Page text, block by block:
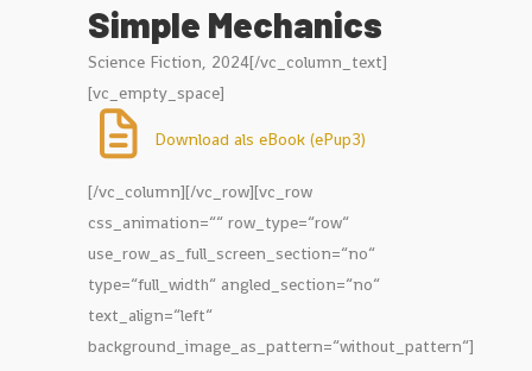
Simple Mechanics
Science Fiction, 2024[/vc_column_text]
[vc_empty_space]
Download als eBook (ePup3)
[/vc_column][/vc_row][vc_row css_animation=““ row_type=“row“ use_row_as_full_screen_section=“no“ type=“full_width“ angled_section=“no“ text_align=“left“ background_image_as_pattern=“without_pattern“][vc_column width=“5/6″][vc_raw_html]JTNDJTNGeG1sJTIwdmVyc2lvbiUzRCUyMjEuMCUyMiUyMGVuY29kaW5nJTNEJTIydXRmLTglMjIlM0YlM0UlMEElM0MlMjFET0NUWVBFJTIwaHRtbCUzRSUwQSUzQ2h0bWwlMjB4bWwlM0FsYW5nJTNEJTIyZW4lMjIlMjBsYW5nJTNEJTIyZW4lMjIlMjB4bWxucyUzRCUyMmh0dHAlM0ElMkYlMkZ3d3cudzMub3JnJTJGMTk5OSUyRnhodG1sJTIyJTNFJTBBJTNDaGVhZCUzRSUwQSUyMCUyMCUzQ21ldGElMjBjaGFyc2V0JTNEJTIydXRmLTglMjIlMjAlMkYlM0UlMEElMjAlMjAlM0N0aXRsZSUzRVNpbXBsZSUyME1lY2hhbmljcyUzQyUyRnRpdGxlJTNFJTBBJTBBJTIwJTIwJTNDc3R5bGUlMjB0eXBlJTNEJTIydGV4dCUyRmNzcyUyMiUzRSUwQSUyMCUyMCUyMCUyMGJvZHklMjAlN0Jmb250LWZhbWlseSUzQSUyMCUyN1NlZ29lJTIwVUklMjclM0IlMjBmb250LXNpemUlM0ElMjAxMHB0JTNCJTIwZm9udC1zdHlsZSUzQSUyMG5vcm1hbCUzQiUyMGZvbnQtd2VpZ2h0JTNBJTIwMzIwMCU3RCUwQSUyMCUyMCUyMCUyMGRpdi5kaXYxJTIwJTdCbWFyZ2luJTNBJTIwMCUyMGF1dG8lM0IlMjAlN0QlMEElMjAlMjAlMjAlMjBzcGFuLnMxJTIwJTdCZm9udC1mYW1pbHklM0ElMjAlMjdCYXJsb3clMjclM0IlMjBmb250LXNpemUlM0ElMjA2LjAwcmVtJTNCJTIwZm9udC13ZWlnaHQlM0ElMjA1NjAwJTdEJTBBJTIwJTIwJTIwJTIwc3Bhbi5zMiUyMCU3QmZvbnQtZmFtaWx5JTNBJTIwJTI3QmFybG93JTI3JTNCJTIwZm9udC13ZWlnaHQlM0ElMjA1NjAwJTdEJTBBJTIwJTIwJTIwJTIwc3Bhbi5zMyUyMCU3QmZvbnQtZmFtaWx5JTNBJTIwJTI3TXlyaWFkJTIwUHJvJTI3JTNCJTIwZm9udC1zaXplJTNBJTIwMS4wMHJlbSU3RCUwQSUyMCUyMCUyMCUyMHNwYW4uczQlMjAlN0Jmb250LWZhbWlseSUzQSUyMCUyN015cmlhZCUyMFBybyUyNyUzQiUyMGZvbnQtc2l6ZSUzQSUyMDEuMDByZW0lM0IlMjBmb250LXdlaWdodCUzQSUyMDU2MDAlN0QlMEElMjAlMjAlMjAlMjBzcGFuLnM1JTIwJTdCZm9udC1mYW1pbHklM0ElMjAlMjdNeXJpYWQlMjBQcm8lMjclM0IlMjBmb250LXNpemUlM0ElMjAxLjAwcmVtJTNCJTIwZm9udC1zdHlsZSUzQSUyMGl0YWxpYyU3RCUwQSUyMCUyMCUyMCUyMHNwYW4uU2NyaXZlbmVyLWNvbnZlcnRlZC1zcGFjZSUyMCU3QndoaXRlLXNwYWNlJTNBcHJlJTNCJTdEJTBBJTIwJTIwJTNDJTJGc3R5bGUlM0UlMEElM0MlMkZoZWFkJTNFJTBBJTNDYm9keSUzRSUwQSUzQ2RpdiUyMGNsYXNzJTNEJTIyZGl2MSUyMiUzRSUwQSUwQSUwQSUzQ3AlMjBjbGFzcyUzRCUyMnBzMyUyMiUzRSUzQ2JyJTIwJTJGJTNFJTNDJTJGcCUzRSUwQSUzQ3AlMjBjbGFzcyUzRCUyMnBzNCUyMiUzRSUzQ3NwYW4lMjBjbGFzcyUzRCUyMnMzJTIyJTNFQXVzJTIwZGVyJTIwRmVybmUlMjBrYW5uJTIwaWNoJTIwZGllJTIwTWVuc2NoaGVpdCUyMHJ1ZmVuJTIwaCVDMyVCNnJlbi4lM0MlMkZzcGFuJTNFJTNDJTJGcCUzRSUwQSUzQ3AlMjBjbGFzcyUzRCUyMnBzNCUyMiUzRSUzQ3NwYW4lMjBjbGFzcyUzRCUyMnMzJTIyJTNFTWVpbmUlMjBGaW5nZXIlMjBzY2h1YnNlbiUyMGVuZXJnaXNjaCUyMGVpbiUyMHBhYXIlMjB1bndpbGxpZ2UlMjBaYWhsZW4lMjBpbiUyMG1laW5lJTIwVHJlaWJzdG9mZmthbGt1bGF0aW9uLiUyMERpZSUyMGFuZGVyZSUyMEglQzMlQTRsZnRlJTIwZGVyJTIwRm9saWUlMjBzY3JvbGx0JTIwdW5iZWlycnQlMjB3ZWl0ZXIlMjBsb2thbGUlMjBOYWNocmljaHRlbiUyQyUyMFJvaHN0b2ZmcHJlaXNlJTIwdW5kJTIwZGllJTIwZiVDMyVCQ25mJTIwdGFnZXNiZXN0ZW4lMjBOUmVjcyUyMGRlciUyMFRpa2lUaWtpLURhbmNlLUNoYWxsZW5nZSUyMGFuJTIwbWlyJTIwdm9yYmVpLiUyMEVyc2F0enRlaWxlLiUyMERhcmYlMjBpY2glMjBuaWNodCUyMHZlcmdlc3Nlbi4lM0MlMkZzcGFuJTNFJTNDJTJGcCUzRSUwQSUzQ3AlMjBjbGFzcyUzRCUyMnBzNSUyMiUzRSUzQ2JyJTIwJTJGJTNFJTNDJTJGcCUzRSUwQSUzQ3AlMjBjbGFzcyUzRCUyMnBzNCUyMiUzRSUzQ3NwYW4lMjBjbGFzcyUzRCUyMnMzJTIyJTNFJUUyJTgwJTlFQmlyZHklM0YlRTIlODAlOUMlM0MlMkZzcGFuJTNFJTNDJTJGcCUzRSUwQSUzQ3AlMjBjbGFzcyUzRCUyMnBzNCUyMiUzRSUzQ3NwYW4lMjBjbGFzcyUzRCUyMnMzJTIyJTNFVm9uJTIwZGVyJTIwRm9saWUlMjBhdWZzY2hhdWVuJTIwaXN0JTIwaW1tZXIlMjBlaW4lMjBiaXNzY2hlbiUyMGF1ZnRhdWNoZW4uJTIwRGVyJTIwTCVDMyVBNHJtJTIwZGVyJTIwSGFmZW5iYXIlMjBzY2hsJUMzJUE0Z3QlMjB3aWUlMjBlaW5lJTIwV2Fzc2Vyd2FuZCUyMCVDMyVCQ2JlciUyMG1pciUyMHp1c2FtbWVuLiUyMFRyaWVid2Vya3NyYXVzY2hlbiUyMHVuZCUyMExhZGVyYW1wZW5oeWRyYXVsaWslMjB2ZXJtaXNjaHQlMjBtaXQlMjBXaWVkZXJzZWhlbnNmcmV1ZGUlMjB1bmQlMjB6dSUyMHZpZWwlMjBTY2h3YXJ6YnJhbmQuJTIwJTNDJTJGc3BhbiUzRSUzQyUyRnAlM0UlMEElM0NwJTIwY2xhc3MlM0QlMjJwczQlMjIlM0UlM0NzcGFuJTIwY2xhc3MlM0QlMjJzMyUyMiUzRURlciUyME1hbm4lMjBtaXIlMjBnZWdlbiVDMyVCQ2JlciUyMGhhdCUyMHNpY2glMjBtaXQlMjBkYXp1Z2VtaXNjaHQuJTIwVGllZmR1bmtlbCUyQyUyMGRpZSUyMEhhYXJlJTIwa3VyeiUyMHVuZCUyMGZyaXNjaCUyMGluJTIwQmVybnN0ZWluLUdvbGRzdGF1YiUyMGtvbG9yaWVydC4lMjBTY2glQzMlQkNjaHRlcm4lMjBoJUMzJUE0bHQlMjBlciUyMHNlaW4lMjBQbGFzdCUyMGluJTIwZGVyJTIwSGFuZCUyQyUyMHJhbmR2b2xsJTIwbWl0JTIwZnJpc2NoJTIwZ2VwcmVzc3RlbSUyMFBpbmslMjB1bmQlMjBzdGFycnQlMjBtaXIlMjB1bnNpY2hlciUyMGlucyUyMEdlc2ljaHQuJTNDJTJGc3BhbiUzRSUzQyUyRnAlM0UlMEElM0NwJTIwY2xhc3MlM0QlMjJwczQlMjIlM0UlM0NzcGFuJTIwY2xhc3MlM0QlMjJzMyUyMiUzRSVFMiU4MCU5RUJpcmR5JTNGJUUyJTgwJTlDJTJDJTIwZnJhZ3QlMjBlciUyMG5vY2htYWwlMkMlMjB1bmQlMjBzY2hpZWJ0JTIwZGFubiUyMGRyZWklQzMlOUZpZyUyMFNla3VuZGVuJTIwd2VpJUMzJTlGZXMlMjBSYXVzY2hlbiUyMGhpbnRlcmhlci4lM0MlMkZzcGFuJTNFJTNDJTJGcCUzRSUwQSUzQ3AlMjBjbGFzcyUzRCUyMnBzNCUyMiUzRSUzQ3NwYW4lMjBjbGFzcyUzRCUyMnMzJTIyJTNFJUUyJTgwJTlFSmElRTIlODAlOUMlMkMlMjBzYWdlJTIwaWNoJTIwYWJ3ZXNlbmQuJTIwJUMyJUJCR2xlaWNoLiVDMiVBQiUzQyUyRnNwYW4lM0UlM0MlMkZwJTNFJTBBJTNDcCUyMGNsYXNzJTNEJTIycHM0JTIyJTNFJTNDc3BhbiUyMGNsYXNzJTNEJTIyczMlMjIlM0VNZWluJTIwQmxpY2slMjB3aWxsJTIwc2Nob24lMjB3aWVkZXIlMjBpbiUyMGRpZSUyMEZvbGllJTIwdGF1Y2hlbiUyQyUyMEVyc2F0enRlaWxlJTJDJTIwaWNoJTIwZGFyZiUyMGRhcyUyMHdpcmtsaWNoJTIwbmljaHQlMjB2ZXJnZXNzZW4lMkMlMjBzb25zdCUyMGYlQzMlQTRsbHQlMjBtaXIlMjBMSURESSUyMGJlaSUyMGRlciUyMG4lQzMlQTRjaHN0ZW4lMjBCZXJndW5nJTIwZW5kZyVDMyVCQ2x0aWclMjBhdXNlaW5hbmRlciUyQyUyMHVuZCUyMGljaCUyMG1hZyUyMGRpZSUyMEtsZWluZSUyQyUyMGF1Y2glMkMlMjB3ZW5uJTIwaWhyJTIwRGVzaWduJTIwZWluJTIwYmlzc2NoZW4lMjBhdXMlMjBkZXIlMjBNb2RlJTIwZ2Vrb21tZW4lMjBpc3QuJTIwSWNoJTIwbWVpbmUlMkMlMjBnYW56JTIwZWhybGljaCUyMCVFMiU4MCU5MyUzQyUyRnNwYW4lM0UlM0MlMkZwJTNFJTBBJTNDcCUyMGNsYXNzJTNEJTIycHMzJTIyJTNFJTNDYnIlMjAlMkYlM0UlM0MlMkZwJTNFJTBBJTNDcCUyMGNsYXNzJTNEJTIycHM0JTIyJTNFJTNDc3BhbiUyMGNsYXNzJTNEJTIyczMlMjIlM0UlRTIlODAlOUVCaXJkeS4lRTIlODAlOUMlM0MlMkZzcGFuJTNFJTNDJTJGcCUzRSUwQSUzQ3AlMjBjbGFzcyUzRCUyMnBzMyUyMiUzRSUzQ2JyJTIwJTJGJTNFJTNDJTJGcCUzRSUwQSUzQ3AlMjBjbGFzcyUzRCUyMnBzNCUyMiUzRSUzQ3NwYW4lMjBjbGFzcyUzRCUyMnMzJTIyJTNFRGllc21hbCUyMHNjaGF1ZSUyMGljaCUyMGJld3Vzc3QlMjBhdWYuJTIwTWFuY2htYWwlMjB2ZXJzaW5rZSUyMGljaCUyMHNvJTIwdGllZiUyMGluJTIwR2VkYW5rZW4lMkMlMjBkYXNzJTIwaWNoJTIwZGllJTIwT3JpZW50aWVydW5nJTIwdmVybGllcmUuJTIwVmllciUyME1vbmF0ZSUyMGFsbGVpbiUyQyUyMHdlaXQlMjBkcmF1JUMzJTlGZW4lMkMlMjBkYXMlMjBtYWNodCUyMHdhcyUyMG1pdCUyMGRpci4lMjBKZWRlcyUyMG1hbC4lMjBNZWluJTIwQmxpY2slMjBzdG9scGVydCUyMHVtaGVyJTJDJTIwYXVmJTIwZGVyJTIwU3VjaGUlMjBuYWNoJTIwYmVrYW5udGVuJTIwTXVzdGVybi4lMjBFaWdlbnRsaWNoJTIwd2lsbCUyMGljaCUyMG1pdCUyMG1laW5lbiUyMEF1Z2VuJTIwYW4lMjBLZWVuJTIwaCVDMyVBNG5nZW4lMjBibGVpYmVuJTJDJTIwZGVyJTIwbWlyJTIwbm9jaCUyMGltbWVyJTIwc2NoJUMzJUJDY2h0ZXJuJTIwZ2VnZW4lQzMlQkNiZXIlMjBzaXR6dC4lMjBBYmVyJTIwZGFubiUyMGxhbmRlbiUyMHNpZSUyMGRvY2glMjB3aWVkZXIlMjBpbiUyMGRlciUyMEZvbGllJTJDJTIwd2VubiUyMGF1Y2glMjBudXIlMjBrdXJ6JTJDJTIwcmVjaHRzJTIwb2Jlbi4lMjBBbHMlMjBMb25naGF1bGVyJTIwdmVybGllcnN0JTIwZHUlMjBpcmdlbmR3YW5uJTIwZGVuJTIwJUMzJTlDYmVyYmxpY2suJTIwT3J0ZSUyMHNpbmQlMjBlaGVyJTIwd2llJTIwWmVpdGVuJTJDJTIwd2VubiUyMGRlaW4lMjBadWhhdXNlJTIwZWluJTIwU2NoaWZmJTIwaXN0LiUyMER1JTIwYmlzdCUyMG5pY2h0JTIwd29hbmRlcnMlMkMlMjBlcyUyMGlzdCUyMG51ciUyMGRpZSUyMFdvY2hlJTJDJTIwaW4lMjBkZXIlMjBzaWNoJTIwZGVyJTIwU2Vjb25kLUhhbmQtSHlkcmF1bGlrLVNob3AlMjBnZWdlbiVDMyVCQ2JlciUyMHBsJUMzJUI2dHpsaWNoJTIwaW4lMjBlaW4lMjBiZXRvbmdyYXVlcyUyMFRyZWlic3RvZmZkZXBvdCUyMHZlcndhbmRlbHQlMjBoYXQuJTIwVW5kJTIwaW4lMjAxNCUyMFRhZ2VuJTIwd2lyZCUyMGFuJTIwZ2VuYXUlMjBkZXIlMjBzZWxiZW4lMjBTdGVsbGUlMjBkaWUlMjB1bmVuZGxpY2hlJTIwV2VpdGUlMjBkZXMlMjBMdWhtYW5uLVNla3RvcnMlMjB2b3IlMjBkaXIlMjBsaWVnZW4lMkMlMjBlaW5mYWNoJTIwZWluJTIwZ2lnYW50aXNjaGVzJTIwTmljaHRzJTIwbWl0JTIwendlaSUyMFNvbm5lbiUyMGRhcmluJTJDJTIwdW5kJTIwdmllciUyMFRhZ2UlMjBzcCVDMyVBNHRlciUyMGlzdCUyMGRlciUyMEh5ZHJhdWxpay1TY2h1cHBlbiUyMHdpZWRlciUyMGRhJTJDJTIwd2VubiUyMGF1Y2glMjBzcGllZ2VsdmVya2VocnQuJTIwJTNDJTJGc3BhbiUzRSUzQyUyRnAlM0UlMEElM0NwJTIwY2xhc3MlM0QlMjJwczQlMjIlM0UlM0NzcGFuJTIwY2xhc3MlM0QlMjJzMyUyMiUzRURpZSUyMGVpbnppZ2UlMjBLb25zdGFudGUlMjBpc3QlMjBkZWluZSUyMEZvbGllJTJDJTIwdW5kJTIwZGllJTIwSGVhZGxpbmUlMjByZWNodHMlMjBvYmVuJTJDJTIwZGllJTIwZGlyJTIwc2FndCUyQyUyMHdpZSUyMGRlaW5lJTIwV29jaGUlMjB2b24lMjBkZW5lbiUyMGdlbmFubnQlMjB3aXJkJTJDJTIwZiVDMyVCQ3IlMjBkaWUlMjBzaWUlMjB0YXRzJUMzJUE0Y2hsaWNoJTIwbm9jaCUyMGVpbiUyME9ydCUyMGlzdC4lMjAlM0MlMkZzcGFuJTNFJTNDJTJGcCUzRSUwQSUzQ3AlMjBjbGFzcyUzRCUyMnBzMyUyMiUzRSUzQ2JyJTIwJTJGJTNFJTNDJTJGcCUzRSUwQSUzQ3AlMjBjbGFzcyUzRCUyMnBzNCUyMiUzRSUzQ3NwYW4lMjBjbGFzcyUzRCUyMnMzJTIyJTNFRGllc2VyJTIwaGllciUyMHp1bSUyMEJlaXNwaWVsLiUyMCVFMiU4MCU5RUdyJUMzJUJDbmxhbmQlMjBPcmJpdGFsJUUyJTgwJTlDLiUyMEVoZW1hbGlnZXIlMjBGb3JzY2h1bmdzb3JiaXRlci4lMjBTZWl0JTIwa25hcHAlMjAzMDAlMjBKYWhyZW4lMjBwdWJsaWMlMjBkb21haW4uJTIwVW5kJTIwYmVpJTIwTGV1dGVuJTIwd2llJTIwbWlyJTIwdm9yJTIwYWxsZW0lMjBkZXNoYWxiJTIwZXh0cmVtJTIwYmVsaWVidCUyQyUyMHdlaWwlMjBkdSUyMGFsbGUlMjBwYWFyJTIwV29jaGVuJTIwbWl0JTIwJUMyJUI0bmVtJTIwc2ltcGxlbiUyMEhvaG1hbm4tVHJhbnNmZXIlMjBkZW4lMjBTbGluZ3Nob3QlMjAlQzMlQkNiZXIlMjBUZXhlbCUyMGlucyUyME5hY2hiYXJzeXN0ZW0lMjBoaW5iZWtvbW1zdC4lMjBEYXMlMjBEaW5nJTIwaXN0JTIwc28lMjBlaW5mYWNoJTJDJTIwZGFzJTIwa2FubiUyMGljaCUyMGRpciUyMGltJTIwS29wZiUyMHJlY2huZW4uJTIwJTNDJTJGc3BhbiUzRSUzQyUyRnAlM0UlMEElM0NwJTIwY2xhc3MlM0QlMjJwczQlMjIlM0UlM0NzcGFuJTIwY2xhc3MlM0QlMjJzMyUyMiUzRUdyJUMzJUJDbmxhbmQlMjBpc3QlMjBhdXMlMjBkaWVzZW0lMjBHcnVuZCUyMGYlQzMlQkNyJTIwZ2V3JUMzJUI2aG5saWNoJTIwdm9sbGdlc3RvcGZ0JTIwbWl0JTIwTWVuc2NoZW4lMkMlMjBkaWUlMjAlQzIlQjRuJTIwYmlzc2NoZW4lMjB6dSUyMHNlaHIlMjBhdWYlMjBPcmJpdGFsbWVjaGFuaWslMjBhYmZhaHJlbiUyMHVuZCUyMGJlaSUyMGRlbmVuJTIwZXMlMjBhdWYlMjBlaW4lMjBwYWFyJTIwVGFnZSUyMG1laHIlMjBvZGVyJTIwd2VuaWdlciUyMHdpcmtsaWNoJTIwbmljaHQlMjBhbmtvbW10LiUyMEJlcmd1bmdzY3Jld3MuJTIwTG9uZ2hhdWxlci4lMjBBbGxlJTIwZWJlbiUyQyUyMGRpZSUyMHdlaXQlMjBkcmF1JUMzJTlGZW4lMjB6dSUyMEhhdXNlJTIwdW5kJTIwaW4lMjBkZXIlMjBHZXNlbGxzY2hhZnQlMkMlMjB3ZW5uJTIwJUMzJUJDYmVyaGF1cHQlMkMlMjBlaGVyJTIwenUlMjBCZXN1Y2glMjBzaW5kLiUyMEdlbmF1JTIwbWVpbmUlMjBMZXV0ZS4lM0MlMkZzcGFuJTNFJTNDJTJGcCUzRSUwQSUzQ3AlMjBjbGFzcyUzRCUyMnBzNCUyMiUzRSUzQ3NwYW4lMjBjbGFzcyUzRCUyMnMzJTIyJTNFV2lyJTIwbGViZW4lMjB1bmQlMjBkZW5rZW4lMjBpbiUyMFVtbGF1ZmJhaG5lbiUyQyUyMG5pY2h0JTIwZ2VyYWRlbiUyMExpbmllbi4lMjBMYXNzZW4lMjB1bnMlMjAlQzMlQkNiZXIlMjBNb25hdGUlMjB2b24lMjBTeXN0ZW0lMjB6dSUyMFN5c3RlbSUyMHRyZWliZW4uJTIwQXVzdGF1c2NoJTIwJUMzJUJDYmVyJTIwU2F0ZWxsaXRlbi1NZW1vcyUyQyUyMGRpZSUyMHdpciUyMGVyc3QlMjBXb2NoZW4lMjBzcCVDMyVBNHRlciUyMGFiaCVDMyVCNnJlbi4lMjBXaWUlMjBzdGVoZW4lMjBkYSUyMGRpZSUyMENoYW5jZW4lMkMlMjBlaW5hbmRlciUyMHp1JTIwYmVnZWduZW4lM0YlMjBPZGVyJTJDJTIwdmVyZGFtbXQlMkMlMjBtaXRlaW5hbmRlciUyMGJlZnJldW5kZXQlMjB6d